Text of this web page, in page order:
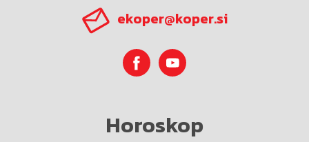
ekoper@koper.si
Horoskop